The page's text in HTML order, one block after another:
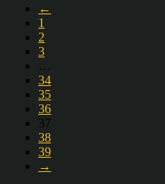
←
1
2
3
…
34
35
36
37
38
39
→